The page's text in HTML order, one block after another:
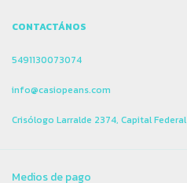
CONTACTÁNOS
5491130073074
info@casiopeans.com
Crisólogo Larralde 2374, Capital Federal
Medios de pago